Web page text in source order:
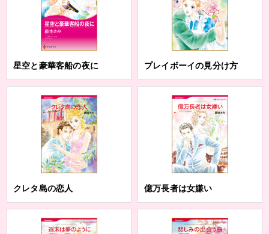
星空と豪華客船の夜に プレイボーイの見分け方
クレタ島の恋人 億万長者は女嫌い